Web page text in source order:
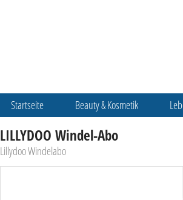
Startseite Beauty & Kosmetik
LILLYDOO Windel-Abo
Lillydoo Windelabo